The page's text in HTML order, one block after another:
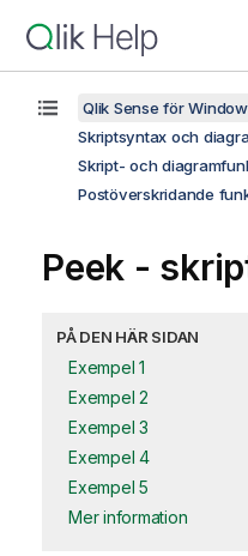
Qlik Sense för
Skriptsyntax och
Skript- och
Postöverskridande
Peek -
PÅ DEN HÄR SIDAN
Exempel 1
Exempel 2
Exempel 3
Exempel 4
Exempel 5
Mer information